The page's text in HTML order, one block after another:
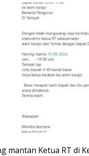
mantan Ketua RT di